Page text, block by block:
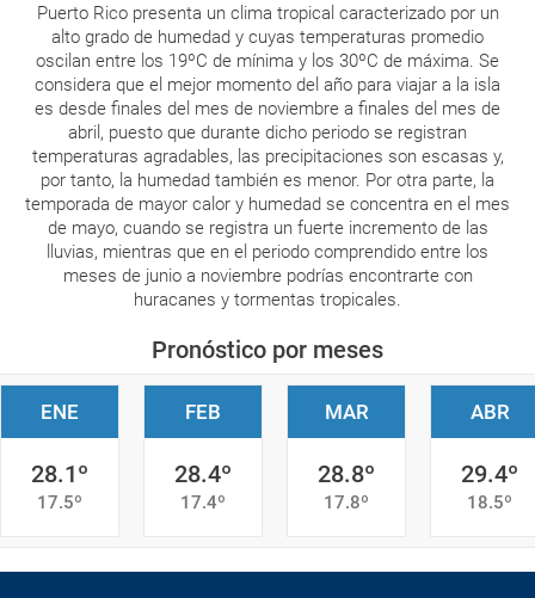
Puerto Rico presenta un clima tropical caracterizado por un
alto grado de humedad y cuyas temperaturas promedio
oscilan entre los 19ºC de mínima y los 30ºC de máxima. Se
considera que el mejor momento del año para viajar a la isla
es desde finales del mes de noviembre a finales del mes de
abril, puesto que durante dicho periodo se registran
temperaturas agradables, las precipitaciones son escasas y,
por tanto, la humedad también es menor. Por otra parte, la
temporada de mayor calor y humedad se concentra en el mes
de mayo, cuando se registra un fuerte incremento de las
lluvias, mientras que en el periodo comprendido entre los
meses de junio a noviembre podrías encontrarte con
huracanes y tormentas tropicales.
Pronóstico por meses
ENE
28.1º
17.5º
FEB
28.4º
17.4º
MAR
28.8º
17.8º
ABR
29.4º
18.5º